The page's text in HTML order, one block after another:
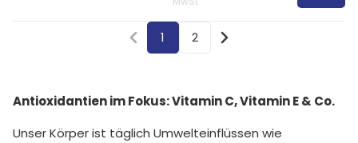
1 2
Antioxidantien im Fokus: Vitamin C, Vitamin E & Co.
Unser Körper ist täglich Umwelteinflüssen wie